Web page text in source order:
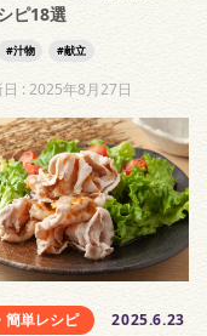
ピ18選
汁物 献立
日 :2025年8月27日
簡単レシピ 2025.6.23